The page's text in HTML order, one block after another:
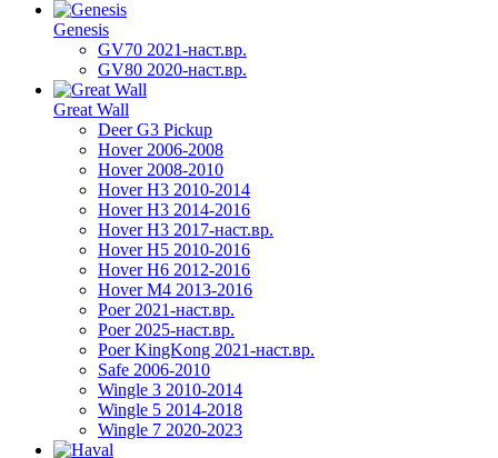
Genesis
GV70 2021-наст.вр.
GV80 2020-наст.вр.
Great Wall
Deer G3 Pickup
Hover 2006-2008
Hover 2008-2010
Hover H3 2010-2014
Hover H3 2014-2016
Hover H3 2017-наст.вр.
Hover H5 2010-2016
Hover H6 2012-2016
Hover M4 2013-2016
Poer 2021-наст.вр.
Poer 2025-наст.вр.
Poer KingKong 2021-наст.вр.
Safe 2006-2010
Wingle 3 2010-2014
Wingle 5 2014-2018
Wingle 7 2020-2023